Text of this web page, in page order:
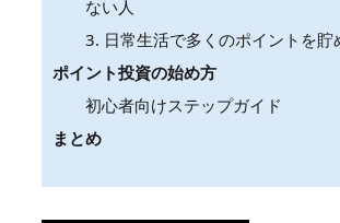
ない人
3. 日常生活で多くのポイントを貯
ポイント投資の始め方
初心者向けステップガイド
まとめ